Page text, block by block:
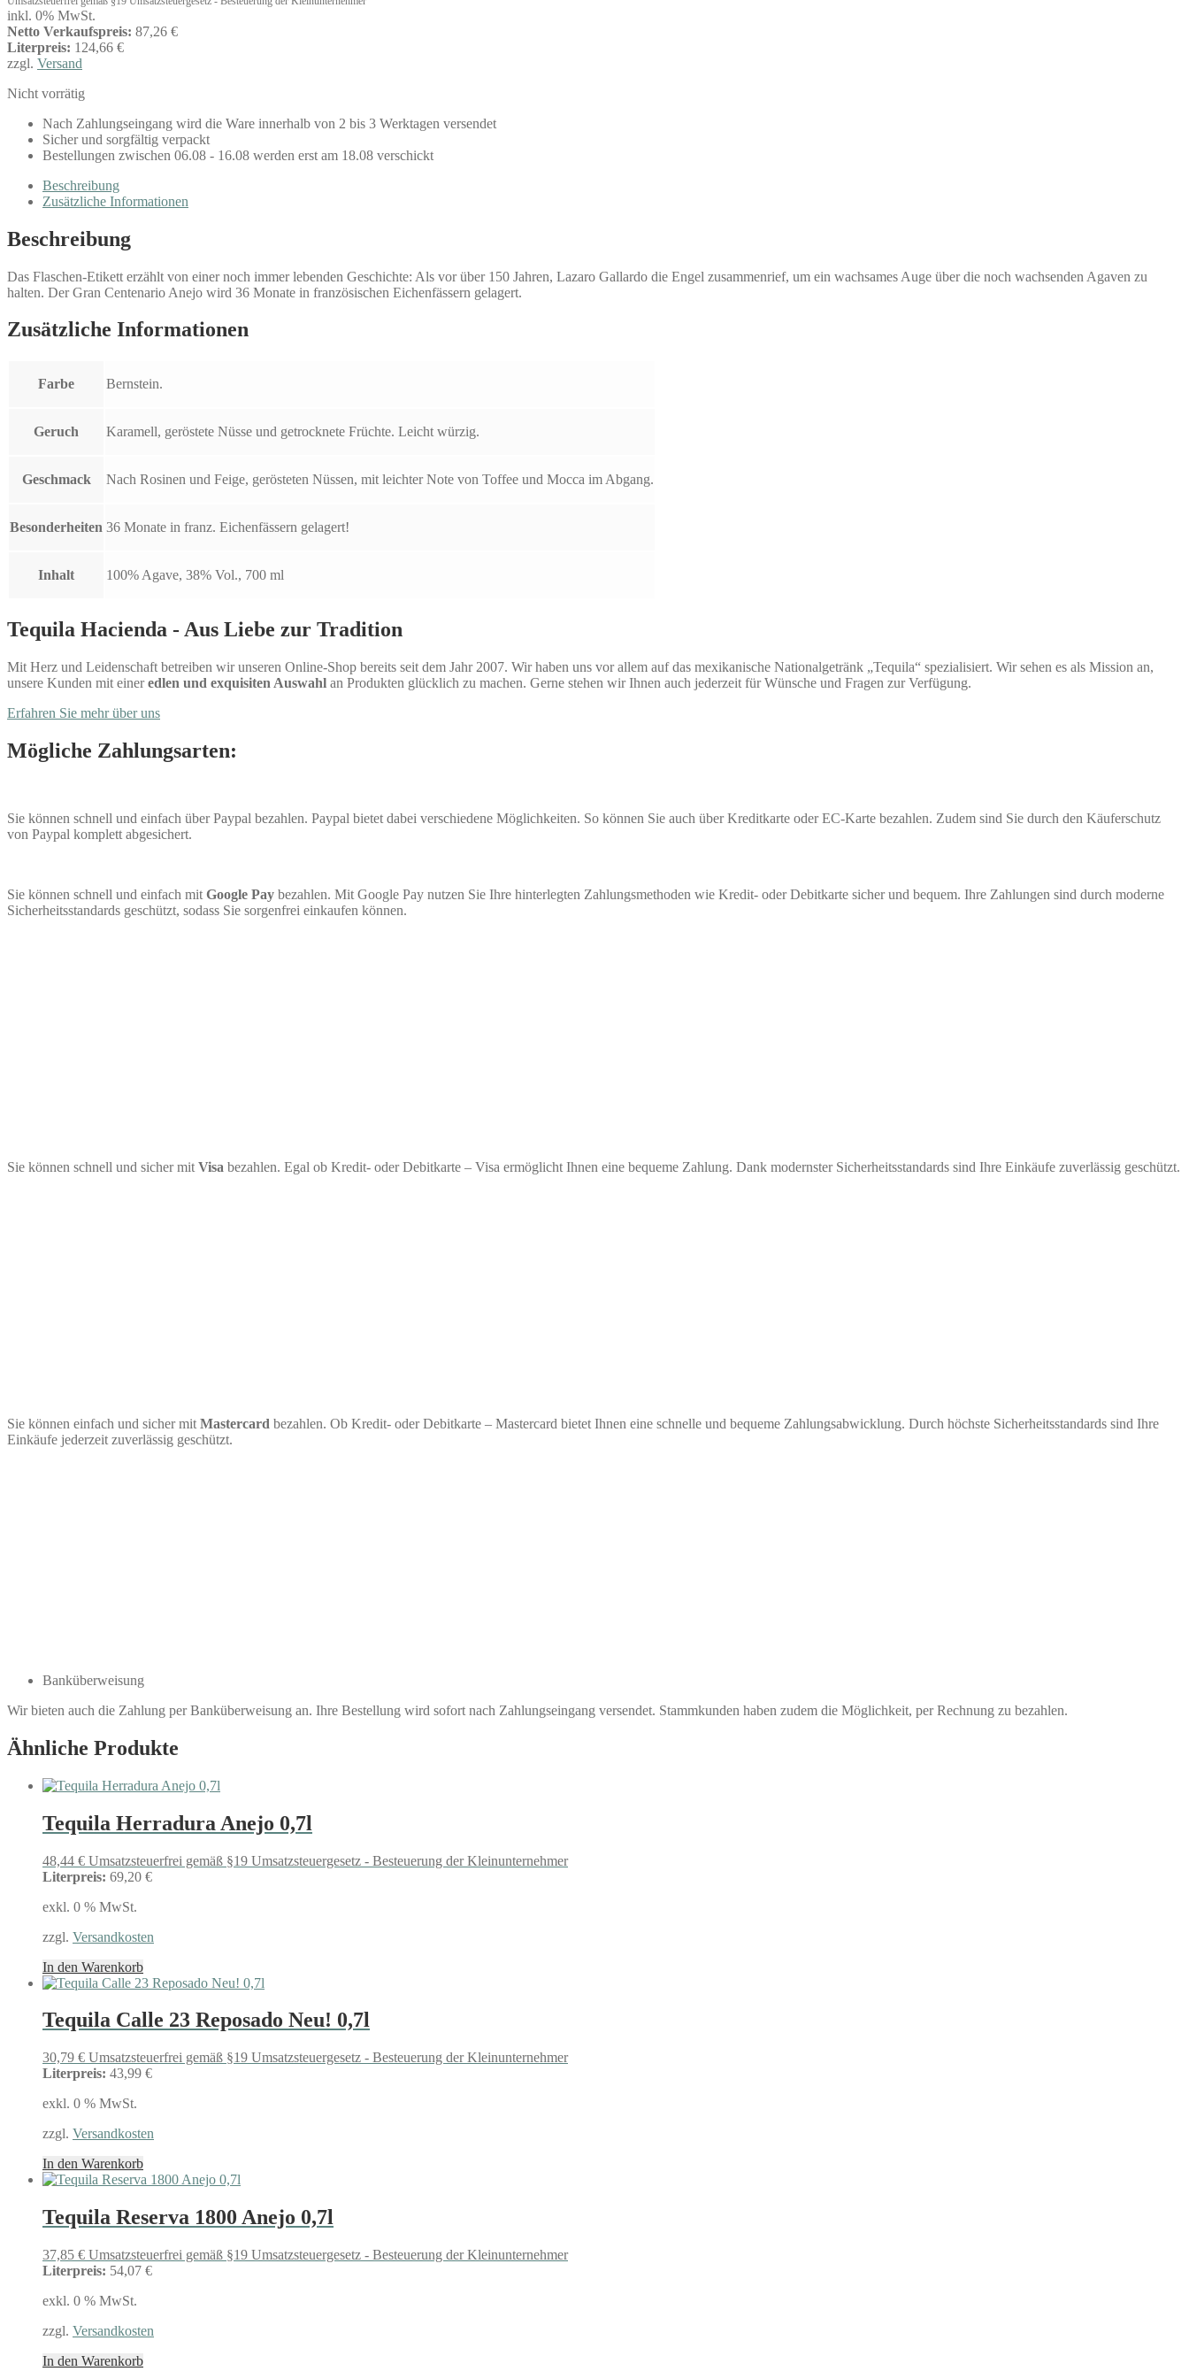
inkl. 0% MwSt.
Netto Verkaufspreis: 87,26 €
Literpreis: 124,66 €
zzgl. Versand
Nicht vorrätig
Nach Zahlungseingang wird die Ware innerhalb von 2 bis 3 Werktagen versendet
Sicher und sorgfältig verpackt
Bestellungen zwischen 06.08 - 16.08 werden erst am 18.08 verschickt
Beschreibung
Zusätzliche Informationen
Beschreibung
Das Flaschen-Etikett erzählt von einer noch immer lebenden Geschichte: Als vor über 150 Jahren, Lazaro Gallardo die Engel zusammenrief, um ein wachsames Auge über die noch wachsenden Agaven zu
halten. Der Gran Centenario Anejo wird 36 Monate in französischen Eichenfässern gelagert.
Zusätzliche Informationen
Farbe Bernstein.
Geruch Karamell, geröstete Nüsse und getrocknete Früchte. Leicht würzig.
Geschmack Nach Rosinen und Feige, gerösteten Nüssen, mit leichter Note von Toffee und Mocca im Abgang.
Besonderheiten 36 Monate in franz. Eichenfässern gelagert!
Inhalt 100% Agave, 38% Vol., 700 ml
Tequila Hacienda - Aus Liebe zur Tradition
Mit Herz und Leidenschaft betreiben wir unseren Online-Shop bereits seit dem Jahr 2007. Wir haben uns vor allem auf das mexikanische Nationalgetränk „Tequila“ spezialisiert. Wir sehen es als Mission an,
unsere Kunden mit eineredlen und exquisiten Auswahl an Produkten glücklich zu machen. Gerne stehen wir Ihnen auch jederzeit für Wünsche und Fragen zur Verfügung.
Erfahren Sie mehr über uns
Mögliche Zahlungsarten:
Sie können schnell und einfach über Paypal bezahlen. Paypal bietet dabei verschiedene Möglichkeiten. So können Sie auch über Kreditkarte oder EC-Karte bezahlen. Zudem sind Sie durch den Käuferschutz
von Paypal komplett abgesichert.
Sie können schnell und einfach mit Google Pay bezahlen. Mit Google Pay nutzen Sie Ihre hinterlegten Zahlungsmethoden wie Kredit- oder Debitkarte sicher und bequem. Ihre Zahlungen sind durch moderne
Sicherheitsstandards geschützt, sodass Sie sorgenfrei einkaufen können.
Sie können schnell und sicher mit Visa bezahlen. Egal ob Kredit- oder Debitkarte – Visa ermöglicht Ihnen eine bequeme Zahlung. Dank modernster Sicherheitsstandards sind Ihre Einkäufe zuverlässig geschützt.
Sie können einfach und sicher mit Mastercard bezahlen. Ob Kredit- oder Debitkarte – Mastercard bietet Ihnen eine schnelle und bequeme Zahlungsabwicklung. Durch höchste Sicherheitsstandards sind Ihre
Einkäufe jederzeit zuverlässig geschützt.
Banküberweisung
Wir bieten auch die Zahlung per Banküberweisung an. Ihre Bestellung wird sofort nach Zahlungseingang versendet. Stammkunden haben zudem die Möglichkeit, per Rechnung zu bezahlen.
Ähnliche Produkte
Tequila Herradura Anejo 0,7l
48,44 € Umsatzsteuerfrei gemäß §19 Umsatzsteuergesetz - Besteuerung der Kleinunternehmer
Literpreis: 69,20 €
exkl. 0 % MwSt.
zzgl. Versandkosten
In den Warenkorb
Tequila Calle 23 Reposado Neu! 0,7l
30,79 € Umsatzsteuerfrei gemäß §19 Umsatzsteuergesetz - Besteuerung der Kleinunternehmer
Literpreis: 43,99 €
exkl. 0 % MwSt.
zzgl. Versandkosten
In den Warenkorb
Tequila Reserva 1800 Anejo 0,7l
37,85 € Umsatzsteuerfrei gemäß §19 Umsatzsteuergesetz - Besteuerung der Kleinunternehmer
Literpreis: 54,07 €
exkl. 0 % MwSt.
zzgl. Versandkosten
In den Warenkorb